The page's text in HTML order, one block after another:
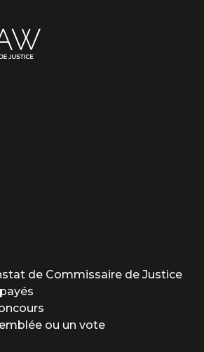
de Commissaire de Justice
ou un vote